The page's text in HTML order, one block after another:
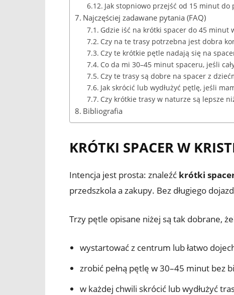
Jak stopniowo przejść od 15 minut do
Najczęściej zadawane pytania (FAQ)
Gdzie iść na krótki spacer do 45 minut
Czy na te trasy potrzebna jest dobra
Czy te krótkie pętle nadają się na
Co da mi 30–45 minut spaceru, jeśli
Czy te trasy są dobre na spacer z
Jak skrócić lub wydłużyć pętlę, jeśli
Czy krótkie trasy w naturze są lepsze
Bibliografia
KRÓTKI SPACER W
Intencja jest prosta: znaleźć krótki
przedszkola a zakupy. Bez długiego
Trzy pętle opisane niżej są tak dobrane,
wystartować z centrum lub łatwo
zrobić pełną pętlę w 30–45 minut bez
w każdej chwili skrócić lub wydłużyć